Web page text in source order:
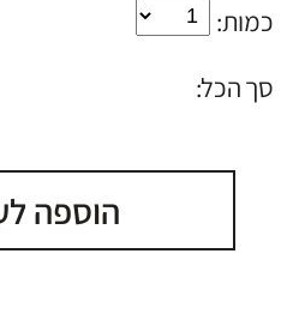
כמות:
סך הכל:
הוספה